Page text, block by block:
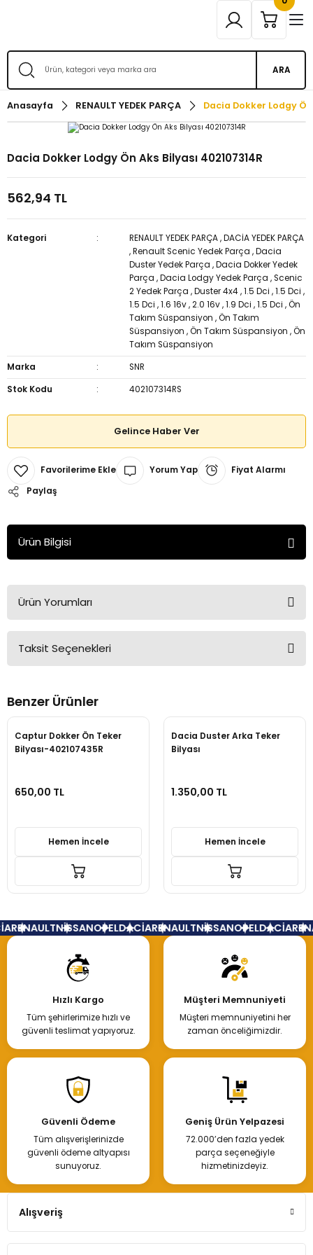
ARA
Anasayfa RENAULT YEDEK PARÇA Dacia Dokker Lodgy
Dacia Dokker Lodgy Ön Aks Bilyası 402107314R
562,94 TL
Kategori RENAULT YEDEK PARÇA ,DACİA YEDEK PARÇA
,Renault Scenic Yedek Parça ,Dacia
Duster Yedek Parça ,Dacia Dokker Yedek
Parça ,Dacia Lodgy Yedek Parça ,Scenic
2 Yedek Parça ,Duster 4x4 ,1.5 Dci ,1.5 Dci ,
1.5 Dci ,1.6 16v ,2.0 16v ,1.9 Dci ,1.5 Dci ,Ön
Takım Süspansiyon ,Ön Takım
Süspansiyon ,Ön Takım Süspansiyon ,Ön
Takım Süspansiyon
Marka
SNR
Stok Kodu
402107314RS
Gelince Haber Ver
Yorum Yap
Fiyat Alarmı
Paylaş
Ürün Bilgisi
Ürün Yorumları
Bu ürüne ilk yorumu siz yapın!
Taksit Seçenekleri
Benzer Ürünler
Captur Dokker Ön Teker
Bilyası-402107435R
650,00 TL
Hemen İncele
Dacia Duster Arka Teker
Bilyası
1.350,00 TL
Hemen İncele
RENAULTNİSSANOPELDACİARENAULTNİSSANOPELDACİA
Hızlı Kargo
Tüm şehirlerimize hızlı ve
güvenli teslimat yapıyoruz.
Müşteri Memnuniyeti
Müşteri memnuniyetini her
zaman önceliğimizdir.
Güvenli Ödeme
Tüm alışverişlerinizde
güvenli ödeme altyapısı
sunuyoruz.
Geniş Ürün Yelpazesi
72.000’den fazla yedek
parça seçeneğiyle
hizmetinizdeyiz.
Alışveriş